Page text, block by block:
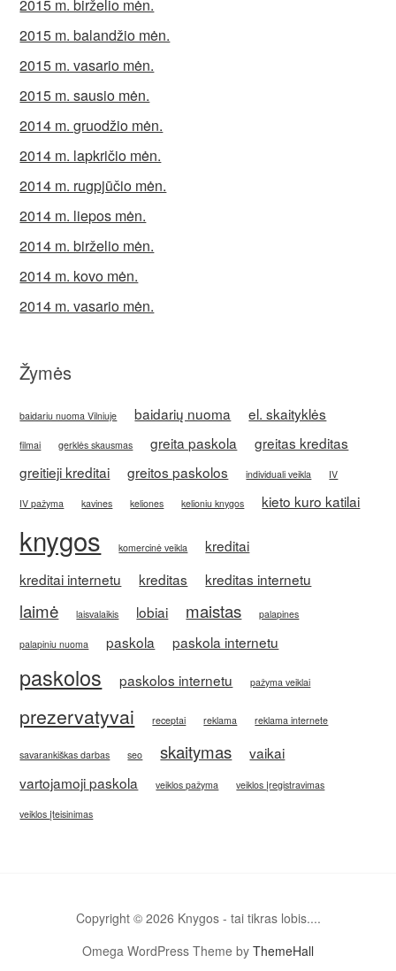
2015 m. birželio mėn.
2015 m. balandžio mėn.
2015 m. vasario mėn.
2015 m. sausio mėn.
2014 m. gruodžio mėn.
2014 m. lapkričio mėn.
2014 m. rugpjūčio mėn.
2014 m. liepos mėn.
2014 m. birželio mėn.
2014 m. kovo mėn.
2014 m. vasario mėn.
Žymės
baidariu nuoma Vilniuje baidarių nuoma el. skaityklės
filmai gerklės skausmas greita paskola
greitas kreditas
greitieji kreditai
greitos paskolos individuali veikla IV
IV pažyma kavines keliones kelioniu knygos kieto kuro katilai
knygos komercinė veikla
kreditai
kreditai internetu
kreditas kreditas internetu
laimė laisvalaikis lobiai maistas palapines
palapiniu nuoma paskola paskola internetu
paskolos paskolos internetu pažyma veiklai
prezervatyvai receptai reklama reklama internete
savarankiškas darbas seo skaitymas
vaikai
vartojamoji paskola
veiklos pažyma veiklos įregistravimas
veiklos įteisinimas
Copyright © 2026 Knygos - tai tikras lobis....
Omega WordPress Theme by ThemeHall